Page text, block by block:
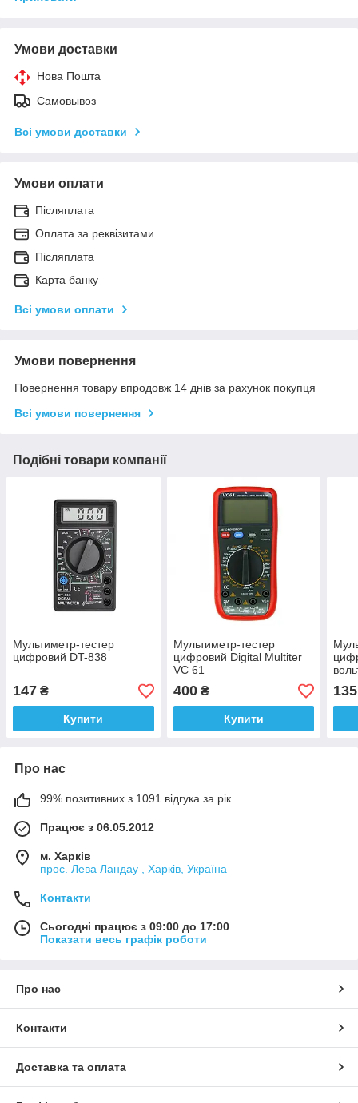
Умови доставки
Нова Пошта
Самовывоз
Всі умови доставки
Умови оплати
Післяплата
Оплата за реквізитами
Післяплата
Карта банку
Всі умови оплати
Умови повернення
Повернення товару впродовж 14 днів за рахунок покупця
Всі умови повернення
Подібні товари компанії
Мультиметр-тестер
цифровий DT-838
147 ₴
Купити
Мультиметр-тестер
цифровий Digital Multiter
VC 61
400₴
Купити
135
Про нас
99% позитивних з 1091 відгука за рік
Працює з 06.05.2012
м. Харків
прос. Лева Ландау , Харків, Україна
Контакти
Сьогодні працює з 09:00 до 17:00
Показати весь графік роботи
Про нас
Контакти
Доставка та оплата